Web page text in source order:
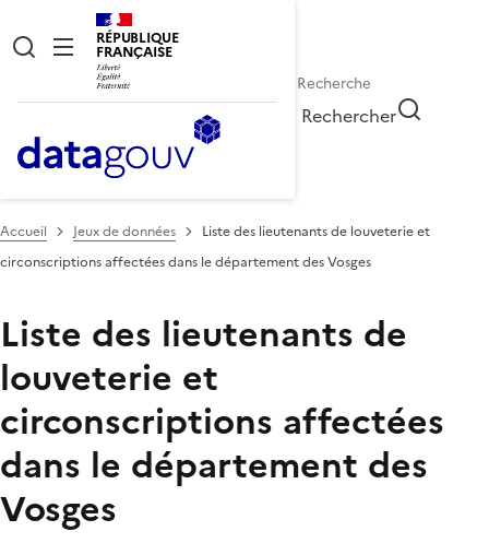
RÉPUBLIQUE
FRANÇAISE
Rechercher
Accueil Jeux de données
Liste des lieutenants de louveterie et
circonscriptions affectées dans le département des Vosges
Liste des lieutenants de
louveterie et
circonscriptions affectées
dans le département des
Vosges